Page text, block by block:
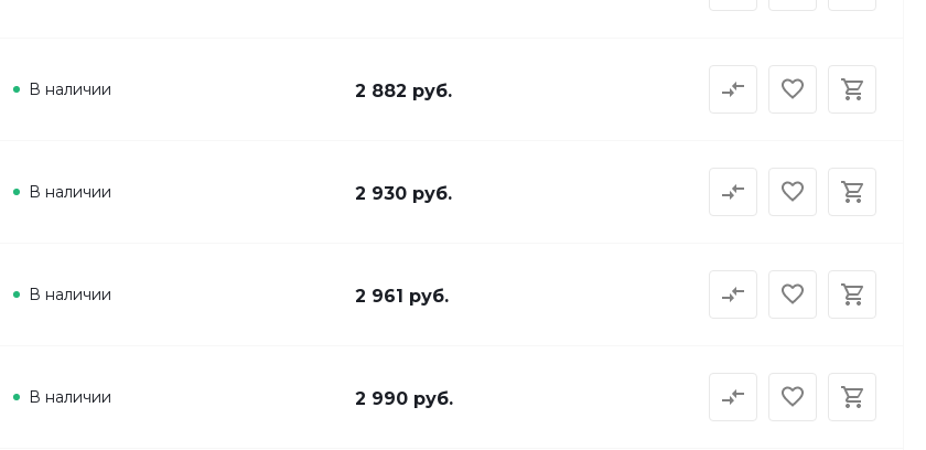
В наличии 2 882 руб.
В наличии 2 930 руб.
В наличии 2 961 руб.
В наличии 2 990 руб.